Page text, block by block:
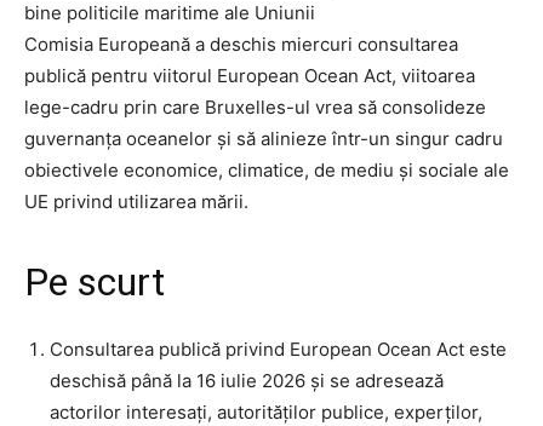
bine politicile maritime ale Uniunii
Comisia Europeană a deschis miercuri consultarea
publică pentru viitorul European Ocean Act, viitoarea
lege-cadru prin care Bruxelles-ul vrea să consolideze
guvernanța oceanelor și să alinieze într-un singur cadru
obiectivele economice, climatice, de mediu și sociale ale
UE privind utilizarea mării.
Pe scurt
Consultarea publică privind European Ocean Act este
deschisă până la 16 iulie 2026 și se adresează
actorilor interesați, autorităților publice, experților,